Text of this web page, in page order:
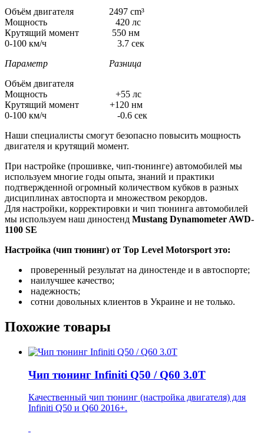
Объём двигателя 2497 cm³
Мощность 420 лс
Крутящий момент 550 нм
0-100 км/ч 3.7 сек
Параметр Разница
Объём двигателя
Мощность +55 лс
Крутящий момент +120 нм
0-100 км/ч -0.6 сек
Наши специалисты смогут безопасно повысить мощность
двигателя и крутящий момент.
При настройке (прошивке, чип-тюнинге) автомобилей мы
используем многие годы опыта, знаний и практики
подтвержденной огромный количеством кубков в разных
дисциплинах автоспорта и множеством рекордов.
Для настройки, корректировки и чип тюнинга автомобилей
мы используем наш диностенд Mustang Dynamometer AWD-
1100 SE
Настройка (чип тюнинг) от Top Level Motorsport это:
проверенный результат на диностенде и в автоспорте;
наилучшее качество;
надежность;
сотни довольных клиентов в Украине и не только.
Похожие товары
Чип тюнинг Infiniti Q50 / Q60 3.0T
Качественный чип тюнинг (настройка двигателя) для
Infiniti Q50 и Q60 2016+.